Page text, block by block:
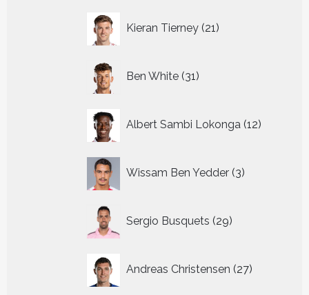
Kieran Tierney 21
producten
Ben White 31
producten
Albert Sambi Lokonga 12
Wissam Ben Yedder 3
producten
Sergio Busquets 29
producten
Andreas Christensen 27
producten